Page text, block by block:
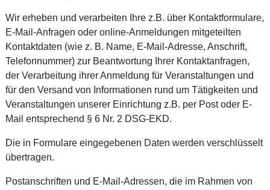
Wir erheben und verarbeiten Ihre z.B. über Kontaktformulare,
E-Mail-Anfragen oder online-Anmeldungen mitgeteilten
Kontaktdaten (wie z. B. Name, E-Mail-Adresse, Anschrift,
Telefonnummer) zur Beantwortung Ihrer Kontaktanfragen,
der Verarbeitung ihrer Anmeldung für Veranstaltungen und
für den Versand von Informationen rund um Tätigkeiten und
Veranstaltungen unserer Einrichtung z.B. per Post oder E-
Mail entsprechend § 6 Nr. 2 DSG-EKD.
Die in Formulare eingegebenen Daten werden verschlüsselt
übertragen.
Postanschriften und E-Mail-Adressen, die im Rahmen von